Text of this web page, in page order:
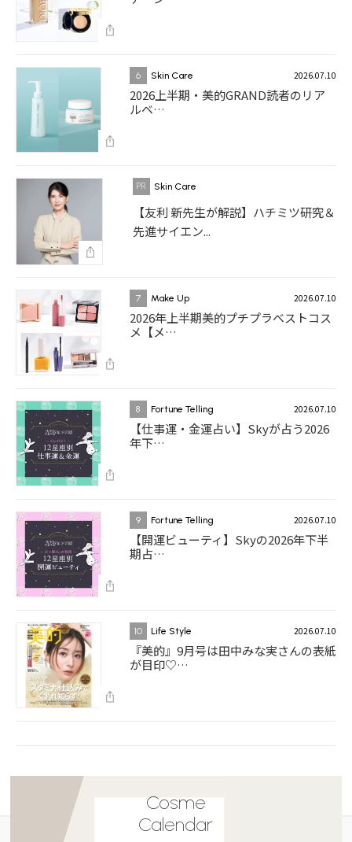
6 Skin Care 2026.07.10
2026上半期・美的GRAND読者のリア
ルベ…
Skin Care
【友利 新先生が解説】ハチミツ研究＆
先進サイエン...
7 Make Up 2026.07.10
2026年上半期美的プチプラベストコス
メ【メ…
8 Fortune Telling 2026.07.10
【仕事運・金運占い】Skyが占う2026
年下…
9 Fortune Telling 2026.07.10
【開運ビューティ】Skyの2026年下半
期占…
10 Life Style 2026.07.10
『美的』9月号は田中みな実さんの表紙
が目印♡…
Cosme
Calendar